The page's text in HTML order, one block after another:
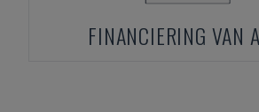
FINANCIERING VAN